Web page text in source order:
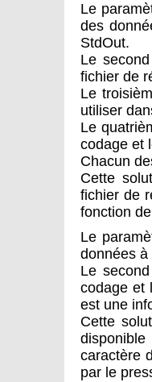
Le
des
StdOut.
Le
fichier de
Le
utiliser
Le
codage et
Chacun
Cette
fichier de
fonction
Le
données
Le
codage et
est une
Cette
caractère
par le